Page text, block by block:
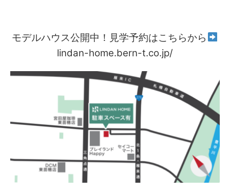
モデルハウス公開中！見学予約はこちらから
lindan-home.bern-t.co.jp/